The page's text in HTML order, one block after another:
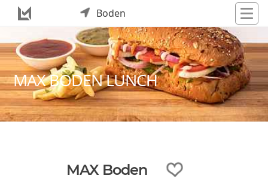
Boden
MAX BODEN LUNCH
MAX Boden